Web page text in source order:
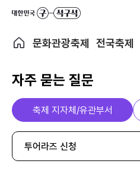
문화관광축제 전국축제
자주 묻는 질문
축제 지자체/유관부서
투어라즈 신청